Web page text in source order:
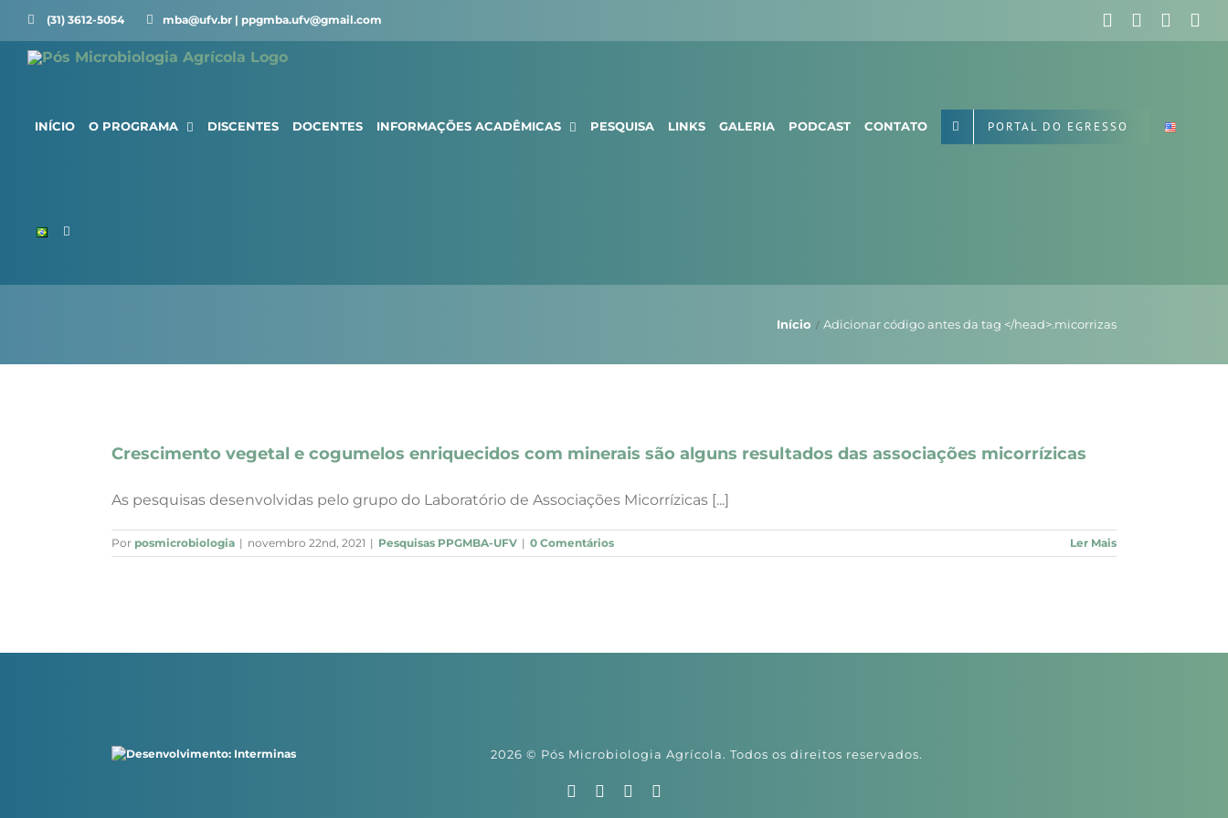
(31) 3612-5054 ⠀⠀ mba@ufv.br | ppgmba.ufv@gmail.com Facebook
INÍCIO O PROGRAMA DISCENTES DOCENTES INFORMAÇÕES ACADÊMICAS PESQUISA LINKS GALERIA PODCAST CONTATO PORTAL DO EGRESSO
Início Adicionar código antes da tag </head>.micorrizas
Crescimento vegetal e cogumelos enriquecidos com minerais são alguns resultados das associações micorrízicas
As pesquisas desenvolvidas pelo grupo do Laboratório de Associações Micorrízicas [...]
Por posmicrobiologia | novembro 22nd, 2021 | Pesquisas PPGMBA-UFV | 0 Comentários Ler Mais
2026 © Pós Microbiologia Agrícola. Todos os direitos reservados.
Facebook Instagram